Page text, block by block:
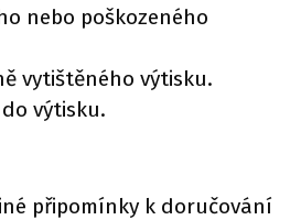
nebo poškozeného
vytištěného výtisku.
výtisku.
připomínky k doručování